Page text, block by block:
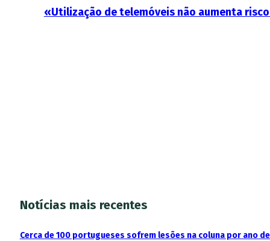
«Utilização de telemóveis não aumenta
Notícias mais recentes
Cerca de 100 portugueses sofrem lesões na coluna por ano